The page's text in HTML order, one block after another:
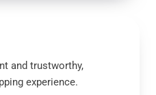
and trustworthy,
experience.